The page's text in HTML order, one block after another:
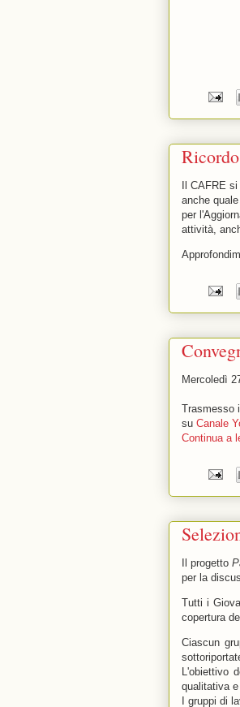
Il CAFRE
anche
per
attività,
Mercoledì
Trasmesso
su Canale
Continua a
Il progetto
per la
Tutti i
copertura
Ciascun
L'obiettivo
qualitativa
I gruppi di